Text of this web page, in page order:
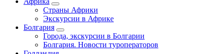
Страны Африки
Экскурсии в Африке
Болгария
Города, экскурсии в Болгарии
Болгария. Новости туроператоров